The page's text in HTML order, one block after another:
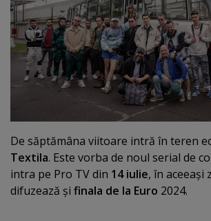
De săptămâna viitoare intră în teren
Textila. Este vorba de noul serial de
intra pe Pro TV din 14 iulie, în aceeaşi
difuzează şi finala de la Euro 2024.